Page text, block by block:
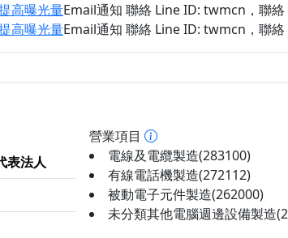
高曝光量Email通知 聯絡 Line ID: twmcn ，聯
高曝光量Email通知 聯絡 Line ID: twmcn ，聯
表法人
營業項目
電線及電纜製造(283100)
有線電話機製造(272112)
被動電子元件製造(262000)
未分類其他電腦週邊設備製造